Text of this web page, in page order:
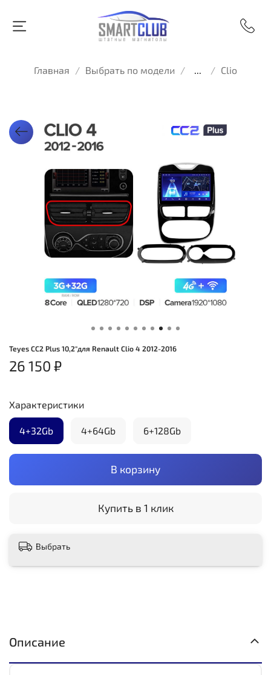
Главная Выбрать по модели ... Clio
Teyes CC2 Plus 10,2"для Renault Clio 4 2012-2016
26 150 ₽
В корзину
Купить в 1 клик
Характеристики
4+32Gb 4+64Gb 6+128Gb
Выбрать
Описание